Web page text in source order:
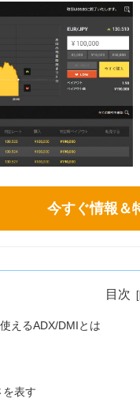
今すぐ情報＆
目次
えるADX/DMIとは
を表す